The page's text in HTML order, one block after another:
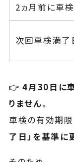
2ヵ月前に車
次回車検満了
👉4月30日に
りません。
車検の有効期限
了日」を基準に